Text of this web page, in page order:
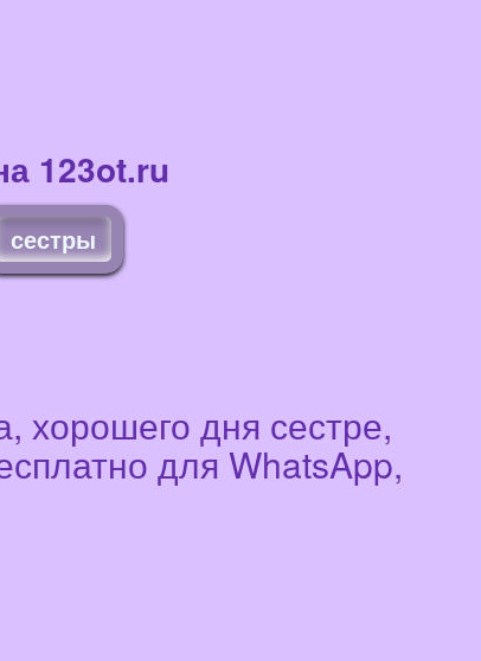
123ot.ru
сестры
хорошего дня сестре,
для WhatsApp,